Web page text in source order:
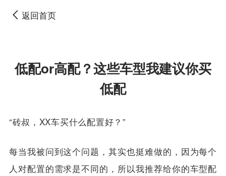
返回首页
低配or高配？这些车型我建议你买
低配
“砖叔，XX车买什么配置好？”
每当我被问到这个问题，其实也挺难做的，因为每个
人对配置的需求是不同的，所以我推荐给你的车型配